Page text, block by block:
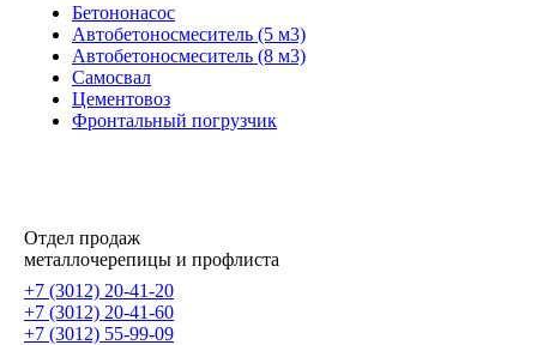
Бетононасос
Автобетоносмеситель (5 м3)
Автобетоносмеситель (8 м3)
Самосвал
Цементовоз
Фронтальный погрузчик
Отдел продаж
металлочерепицы и профлиста
+7 (3012) 20-41-20
+7 (3012) 20-41-60
+7 (3012) 55-99-09